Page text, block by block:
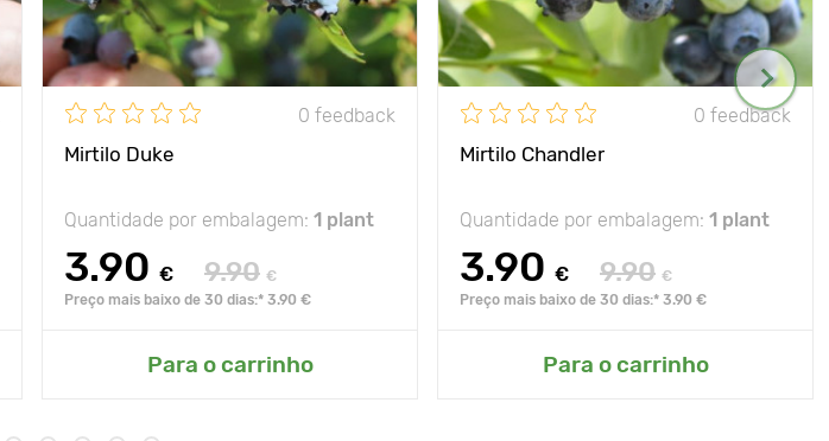
0 feedback
Mirtilo Duke
Quantidade por embalagem: 1 plant
3.90 € 9.90 €
Preço mais baixo de 30 dias:* 3.90 €
Para o carrinho
0 feedback
Mirtilo Chandler
Quantidade por embalagem: 1 plant
3.90 € 9.90 €
Preço mais baixo de 30 dias:* 3.90 €
Para o carrinho